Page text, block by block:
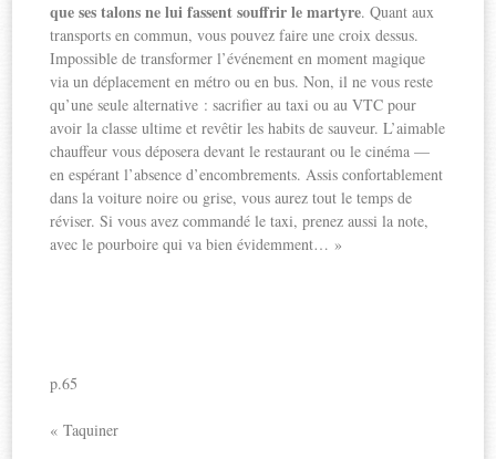
que ses talons ne lui fassent souffrir le martyre. Quant aux
transports en commun, vous pouvez faire une croix dessus.
Impossible de transformer l’événement en moment magique
via un déplacement en métro ou en bus. Non, il ne vous reste
qu’une seule alternative : sacrifier au taxi ou au VTC pour
avoir la classe ultime et revêtir les habits de sauveur. L’aimable
chauffeur vous déposera devant le restaurant ou le cinéma —
en espérant l’absence d’encombrements. Assis confortablement
dans la voiture noire ou grise, vous aurez tout le temps de
réviser. Si vous avez commandé le taxi, prenez aussi la note,
avec le pourboire qui va bien évidemment… »
p.65
« Taquiner